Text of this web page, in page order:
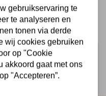
nieuwe producten
gebruikservaring te
te analyseren en
tonen via derde
wij cookies gebruiken
op "Cookie
akkoord gaat met ons
"Accepteren”.